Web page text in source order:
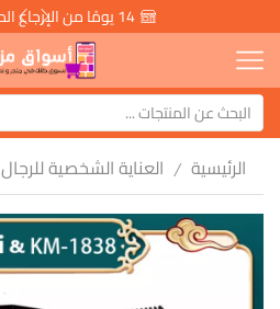
14 يومًا من الإرجاع المجاني والسريع
الرئيسية / العناية الشخصية للرجال